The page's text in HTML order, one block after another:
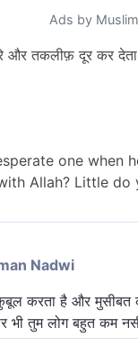
Ads by
और तकलीफ़ दूर कर
one when
Allah? Little do
Nadwi
करता है और मुसीबत
तुम लोग बहुत कम